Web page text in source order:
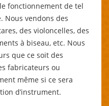
fonctionnement de tel
Nous vendons des
des violoncelles, des
à biseau, etc. Nous
que ce soit des
fabricateurs ou
même si ce sera
d’instrument.